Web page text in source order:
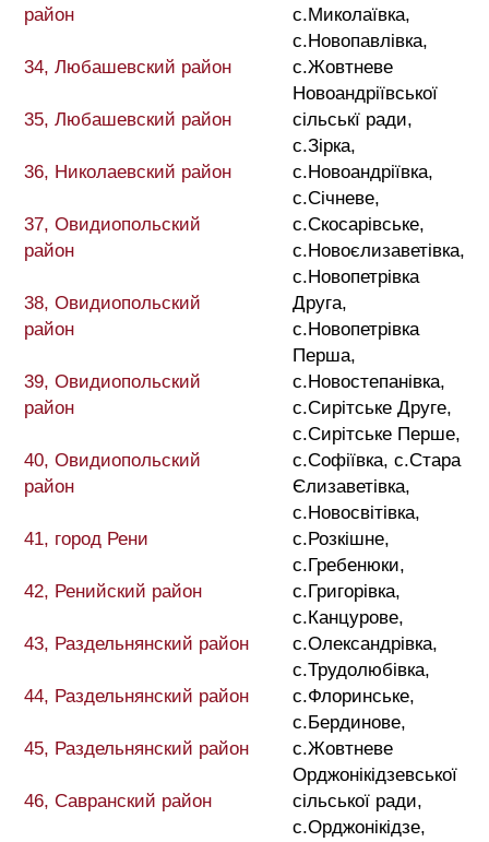
район
34, Любашевский район
35, Любашевский район
36, Николаевский район
37, Овидиопольский
район
38, Овидиопольский
район
39, Овидиопольский
район
40, Овидиопольский
район
41, город Рени
42, Ренийский район
43, Раздельнянский район
44, Раздельнянский район
45, Раздельнянский район
46, Савранский район
с.Миколаївка,
с.Новопавлівка,
с.Жовтневе
Новоандріївської
сільськї ради,
с.Зірка,
с.Новоандріївка,
с.Січневе,
с.Скосарівське,
с.Новоєлизаветівка,
с.Новопетрівка
Друга,
с.Новопетрівка
Перша,
с.Новостепанівка,
с.Сирітське Друге,
с.Сирітське Перше,
с.Софіївка, с.Стара
Єлизаветівка,
с.Новосвітівка,
с.Розкішне,
с.Гребенюки,
с.Григорівка,
с.Канцурове,
с.Олександрівка,
с.Трудолюбівка,
с.Флоринське,
с.Бердинове,
с.Жовтневе
Орджонікідзевської
сільської ради,
с.Орджонікідзе,